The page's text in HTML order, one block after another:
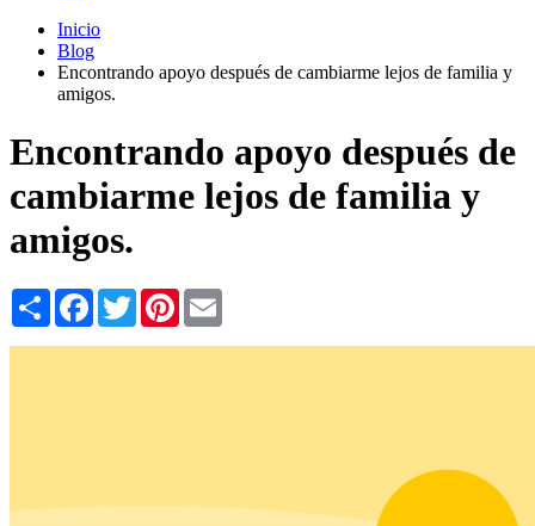
Inicio
Blog
Encontrando apoyo después de cambiarme lejos de familia y
amigos.
Encontrando apoyo después de
cambiarme lejos de familia y
amigos.
Share Facebook
TwitterPinterest